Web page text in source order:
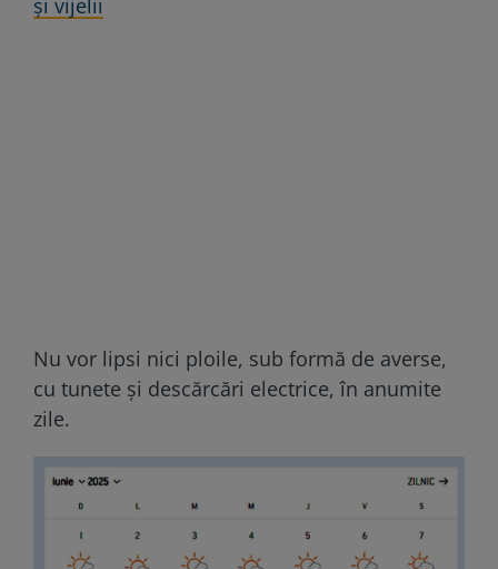
Nu vor lipsi nici ploile, sub formă de averse,
cu tunete și descărcări electrice, în anumite
zile.